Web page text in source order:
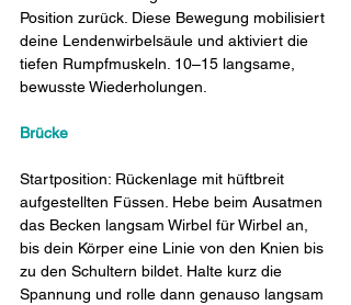
Position zurück. Diese Bewegung mobilisiert
deine Lendenwirbelsäule und aktiviert die
tiefen Rumpfmuskeln. 10–15 langsame,
bewusste Wiederholungen.
Brücke
Startposition: Rückenlage mit hüftbreit
aufgestellten Füssen. Hebe beim Ausatmen
das Becken langsam Wirbel für Wirbel an,
bis dein Körper eine Linie von den Knien bis
zu den Schultern bildet. Halte kurz die
Spannung und rolle dann genauso langsam